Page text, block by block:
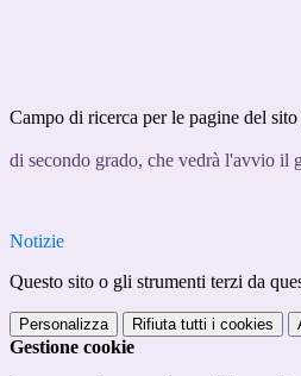
Campo di ricerca per le pagine del sito
di secondo grado, che vedrà l'avvio il
Notizie
Questo sito o gli strumenti terzi da
Personalizza Rifiuta tutti i cookies
Gestione cookie